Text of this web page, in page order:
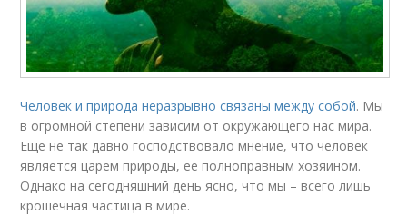
Человек и природа неразрывно связаны между собой. Мы
в огромной степени зависим от окружающего нас мира.
Еще не так давно господствовало мнение, что человек
является царем природы, ее полноправным хозяином.
Однако на сегодняшний день ясно, что мы – всего лишь
крошечная частица в мире.